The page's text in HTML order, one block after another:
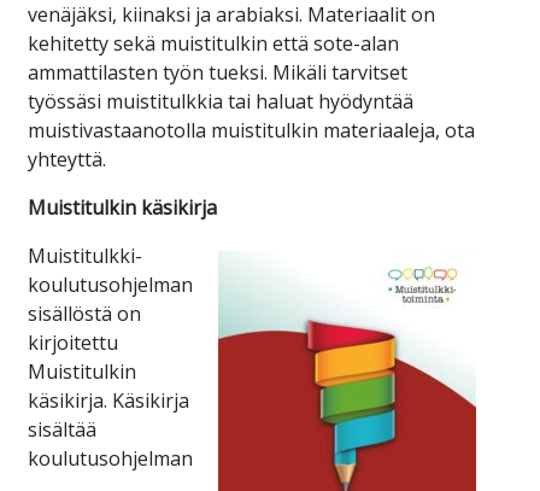
venäjäksi, kiinaksi ja arabiaksi. Materiaalit on
kehitetty sekä muistitulkin että sote-alan
ammattilasten työn tueksi. Mikäli tarvitset
työssäsi muistitulkkia tai haluat hyödyntää
muistivastaanotolla muistitulkin materiaaleja, ota
yhteyttä.
Muistitulkin käsikirja
Muistitulkki-
koulutusohjelman
sisällöstä on
kirjoitettu
Muistitulkin
käsikirja. Käsikirja
sisältää
koulutusohjelman